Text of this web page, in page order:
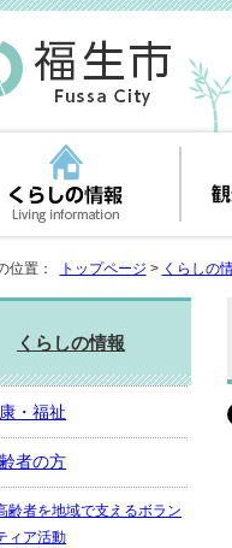
位置： トップページ > くらしの
くらしの情報
・福祉
者の方
齢者を地域で支えるボラン
ィア活動